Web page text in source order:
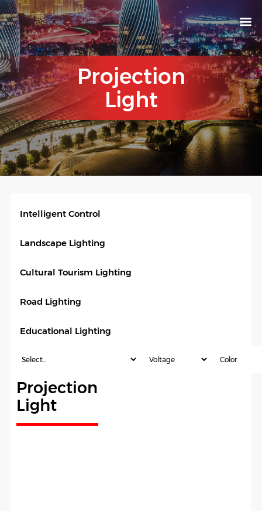
Projection
Light
Intelligent Control
Landscape Lighting
Cultural Tourism Lighting
Road Lighting
Educational Lighting
Projection
Light